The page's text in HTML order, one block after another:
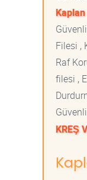
Filesi ,
Raf
filesi ,
KREŞ